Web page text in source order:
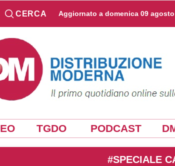
CERCA Aggiornato a domenica 09
TGDO PODCAST
#SPECIALE